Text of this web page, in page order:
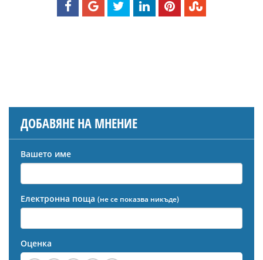
ДОБАВЯНЕ НА МНЕНИЕ
Вашето име
Електронна поща (не се показва никъде)
Оценка